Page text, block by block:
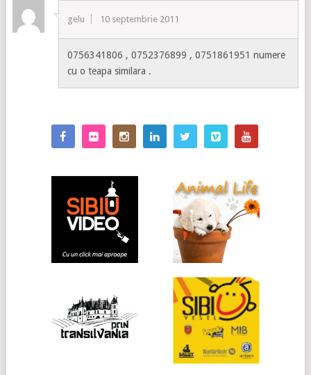
gelu 10 septembrie 2011
0756341806 , 0752376899 , 0751861951 numere
cu o teapa similara .